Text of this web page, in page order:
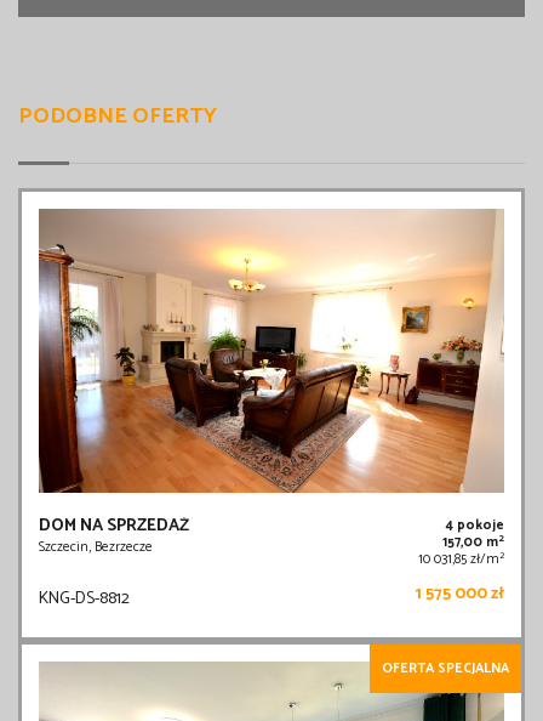
PODOBNE OFERTY
DOM NA SPRZEDAŻ
Szczecin, Bezrzecze
4 pokoje
157,00 m2
10 031,85 zł/m2
KNG-DS-8812 1 575 000 zł
OFERTA SPECJALNA